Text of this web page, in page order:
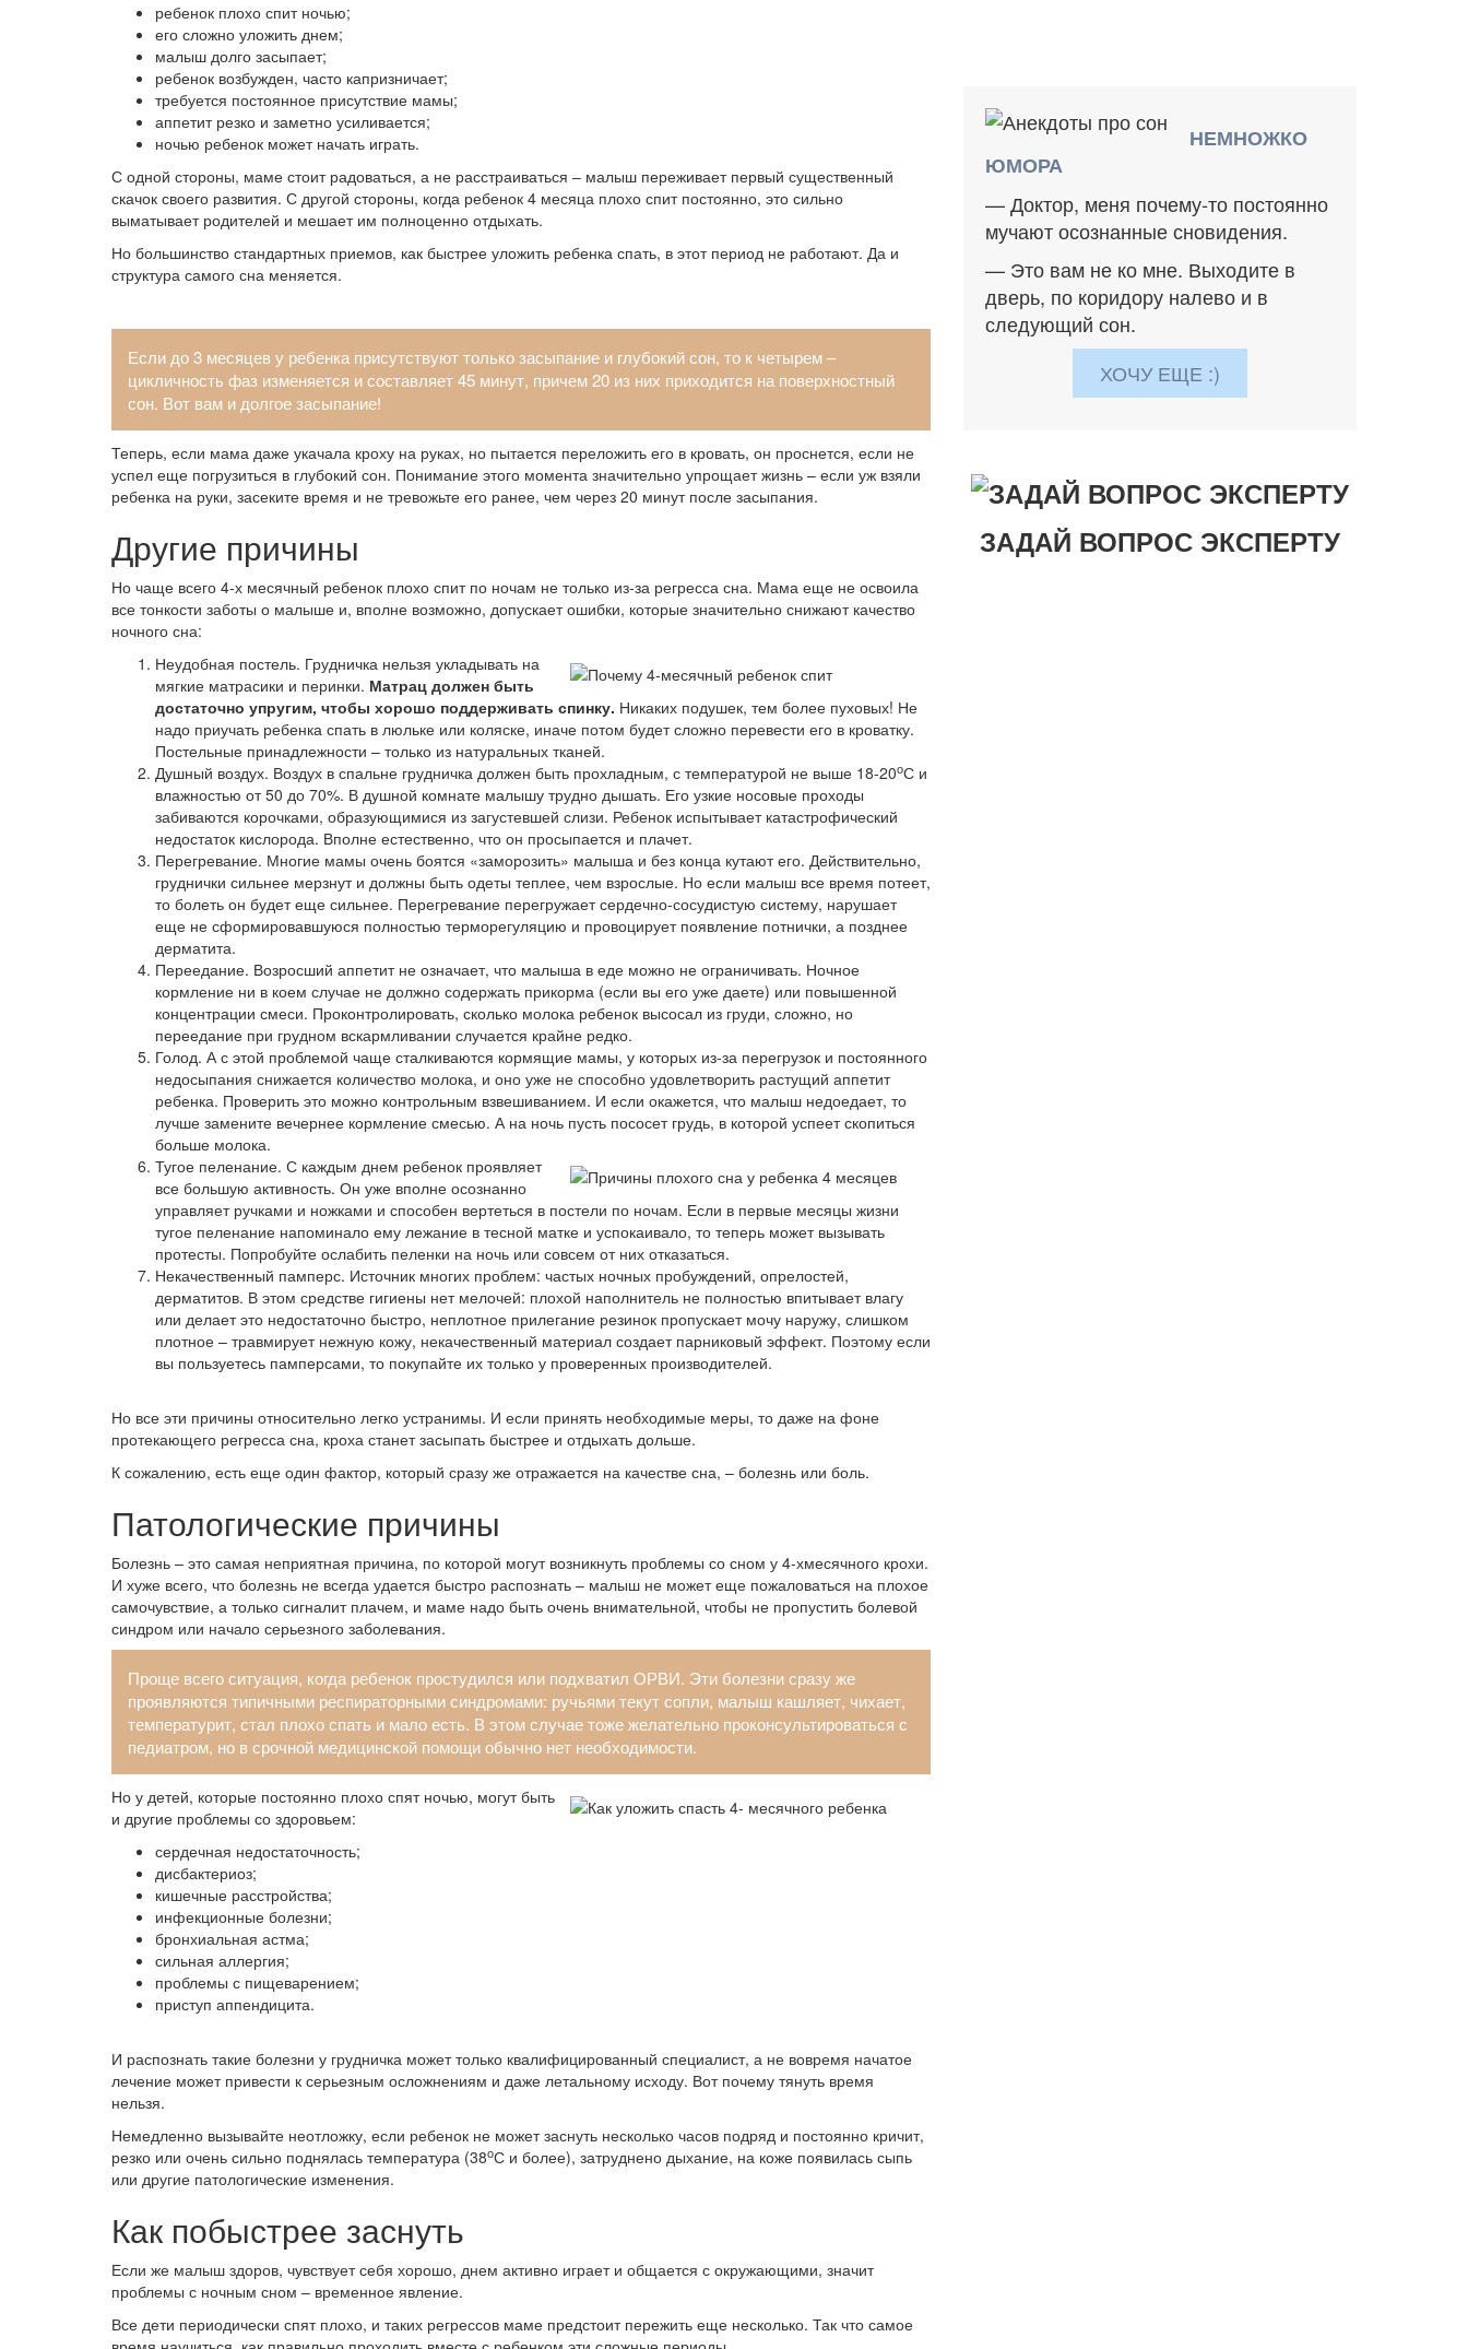
ребенок плохо спит ночью;
его сложно уложить днем;
малыш долго засыпает;
ребенок возбужден, часто капризничает;
требуется постоянное присутствие мамы;
аппетит резко и заметно усиливается;
ночью ребенок может начать играть.
С одной стороны, маме стоит радоваться, а не расстраиваться – малыш переживает первый существенный
скачок своего развития. С другой стороны, когда ребенок 4 месяца плохо спит постоянно, это сильно
выматывает родителей и мешает им полноценно отдыхать.
Но большинство стандартных приемов, как быстрее уложить ребенка спать, в этот период не работают. Да и
структура самого сна меняется.
Если до 3 месяцев у ребенка присутствуют только засыпание и глубокий сон, то к четырем –
цикличность фаз изменяется и составляет 45 минут, причем 20 из них приходится на поверхностный
сон. Вот вам и долгое засыпание!
Теперь, если мама даже укачала кроху на руках, но пытается переложить его в кровать, он проснется, если не
успел еще погрузиться в глубокий сон. Понимание этого момента значительно упрощает жизнь – если уж взяли
ребенка на руки, засеките время и не тревожьте его ранее, чем через 20 минут после засыпания.
Другие причины
Но чаще всего 4-х месячный ребенок плохо спит по ночам не только из-за регресса сна. Мама еще не освоила
все тонкости заботы о малыше и, вполне возможно, допускает ошибки, которые значительно снижают качество
ночного сна:
Неудобная постель. Грудничка нельзя укладывать на
мягкие матрасики и перинки. Матрац должен быть
достаточно упругим, чтобы хорошо поддерживать спинку. Никаких подушек, тем более пуховых! Не
надо приучать ребенка спать в люльке или коляске, иначе потом будет сложно перевести его в кроватку.
Постельные принадлежности – только из натуральных тканей.
Душный воздух. Воздух в спальне грудничка должен быть прохладным, с температурой не выше 18-20оС и
влажностью от 50 до 70%. В душной комнате малышу трудно дышать. Его узкие носовые проходы
забиваются корочками, образующимися из загустевшей слизи. Ребенок испытывает катастрофический
недостаток кислорода. Вполне естественно, что он просыпается и плачет.
Перегревание. Многие мамы очень боятся «заморозить» малыша и без конца кутают его. Действительно,
груднички сильнее мерзнут и должны быть одеты теплее, чем взрослые. Но если малыш все время потеет,
то болеть он будет еще сильнее. Перегревание перегружает сердечно-сосудистую систему, нарушает
еще не сформировавшуюся полностью терморегуляцию и провоцирует появление потнички, а позднее
дерматита.
Переедание. Возросший аппетит не означает, что малыша в еде можно не ограничивать. Ночное
кормление ни в коем случае не должно содержать прикорма (если вы его уже даете) или повышенной
концентрации смеси. Проконтролировать, сколько молока ребенок высосал из груди, сложно, но
переедание при грудном вскармливании случается крайне редко.
Голод. А с этой проблемой чаще сталкиваются кормящие мамы, у которых из-за перегрузок и постоянного
недосыпания снижается количество молока, и оно уже не способно удовлетворить растущий аппетит
ребенка. Проверить это можно контрольным взвешиванием. И если окажется, что малыш недоедает, то
лучше замените вечернее кормление смесью. А на ночь пусть пососет грудь, в которой успеет скопиться
больше молока.
Тугое пеленание. С каждым днем ребенок проявляет
все большую активность. Он уже вполне осознанно
управляет ручками и ножками и способен вертеться в постели по ночам. Если в первые месяцы жизни
тугое пеленание напоминало ему лежание в тесной матке и успокаивало, то теперь может вызывать
протесты. Попробуйте ослабить пеленки на ночь или совсем от них отказаться.
Некачественный памперс. Источник многих проблем: частых ночных пробуждений, опрелостей,
дерматитов. В этом средстве гигиены нет мелочей: плохой наполнитель не полностью впитывает влагу
или делает это недостаточно быстро, неплотное прилегание резинок пропускает мочу наружу, слишком
плотное – травмирует нежную кожу, некачественный материал создает парниковый эффект. Поэтому если
вы пользуетесь памперсами, то покупайте их только у проверенных производителей.
Но все эти причины относительно легко устранимы. И если принять необходимые меры, то даже на фоне
протекающего регресса сна, кроха станет засыпать быстрее и отдыхать дольше.
К сожалению, есть еще один фактор, который сразу же отражается на качестве сна, – болезнь или боль.
Патологические причины
Болезнь – это самая неприятная причина, по которой могут возникнуть проблемы со сном у 4-хмесячного крохи.
И хуже всего, что болезнь не всегда удается быстро распознать – малыш не может еще пожаловаться на плохое
самочувствие, а только сигналит плачем, и маме надо быть очень внимательной, чтобы не пропустить болевой
синдром или начало серьезного заболевания.
Проще всего ситуация, когда ребенок простудился или подхватил ОРВИ. Эти болезни сразу же
проявляются типичными респираторными синдромами: ручьями текут сопли, малыш кашляет, чихает,
температурит, стал плохо спать и мало есть. В этом случае тоже желательно проконсультироваться с
педиатром, но в срочной медицинской помощи обычно нет необходимости.
Но у детей, которые постоянно плохо спят ночью, могут быть
и другие проблемы со здоровьем:
сердечная недостаточность;
дисбактериоз;
кишечные расстройства;
инфекционные болезни;
бронхиальная астма;
сильная аллергия;
проблемы с пищеварением;
приступ аппендицита.
И распознать такие болезни у грудничка может только квалифицированный специалист, а не вовремя начатое
лечение может привести к серьезным осложнениям и даже летальному исходу. Вот почему тянуть время
нельзя.
Немедленно вызывайте неотложку, если ребенок не может заснуть несколько часов подряд и постоянно кричит,
резко или очень сильно поднялась температура (38оС и более), затруднено дыхание, на коже появилась сыпь
или другие патологические изменения.
Как побыстрее заснуть
Если же малыш здоров, чувствует себя хорошо, днем активно играет и общается с окружающими, значит
проблемы с ночным сном – временное явление.
Все дети периодически спят плохо, и таких регрессов маме предстоит пережить еще несколько. Так что самое
НЕМНОЖКО
ЮМОРА
— Доктор, меня почему-то постоянно
мучают осознанные сновидения.
— Это вам не ко мне. Выходите в
дверь, по коридору налево и в
следующий сон.
ХОЧУ ЕЩЕ :)
ЗАДАЙ ВОПРОС ЭКСПЕРТУ